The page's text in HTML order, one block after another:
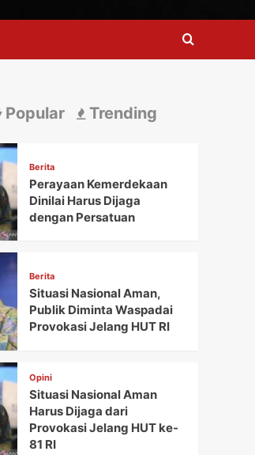
Popular Trending
Berita
Perayaan Kemerdekaan
Dinilai Harus Dijaga
dengan Persatuan
Berita
Situasi Nasional Aman,
Publik Diminta Waspadai
Provokasi Jelang HUT RI
Opini
Situasi Nasional Aman
Harus Dijaga dari
Provokasi Jelang HUT ke-
81 RI